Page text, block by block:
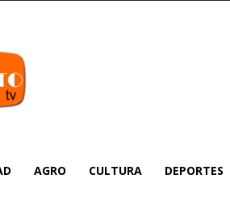
AGRO CULTURA DEPORTES